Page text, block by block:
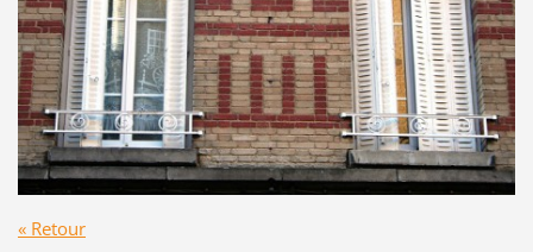
« Retour